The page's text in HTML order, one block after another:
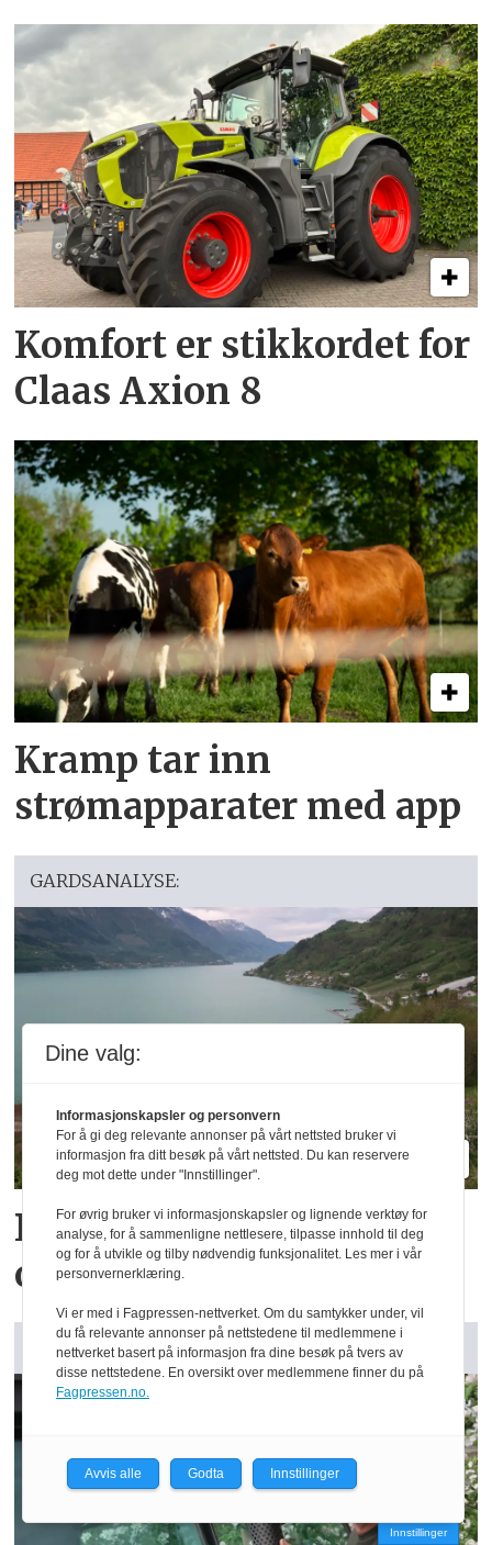
Komfort er stikkordet for
Claas Axion 8
Kramp tar inn
strømapparater med app
GARDSANALYSE:
Reidar har million­
omsetning fra 75 dekar
GARDSANALYSE: Vår kommentar
Innstillinger
Dine valg:
Informasjonskapsler og personvern
For å gi deg relevante annonser på vårt nettsted bruker vi
informasjon fra ditt besøk på vårt nettsted. Du kan reservere
deg mot dette under "Innstillinger".
For øvrig bruker vi informasjonskapsler og lignende verktøy for
analyse, for å sammenligne nettlesere, tilpasse innhold til deg
og for å utvikle og tilby nødvendig funksjonalitet. Les mer i vår
personvernerklæring.
Vi er med i Fagpressen-nettverket. Om du samtykker under, vil
du få relevante annonser på nettstedene til medlemmene i
nettverket basert på informasjon fra dine besøk på tvers av
disse nettstedene. En oversikt over medlemmene finner du på
Fagpressen.no.
Avvis alle Godta Innstillinger